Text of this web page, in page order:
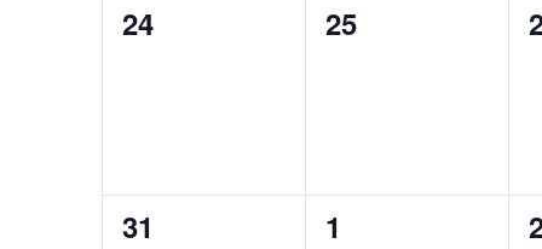
0
24
0
25
0
0
31
0
1
0